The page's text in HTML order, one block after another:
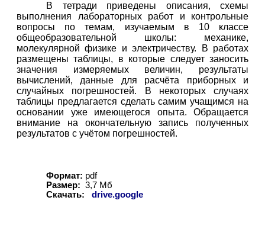
В тетради приведены описания, схемы
выполнения лабораторных работ и контрольные
вопросы по темам, изучаемым в 10 классе
общеобразовательной школы: механике,
молекулярной физике и электричеству. В работах
размещены таблицы, в которые следует заносить
значения измеряемых величин, результаты
вычислений, данные для расчёта приборных и
случайных погрешностей. В некоторых случаях
таблицы предлагается сделать самим учащимся на
основании уже имеющегося опыта. Обращается
внимание на окончательную запись полученных
результатов с учётом погрешностей.
Формат: pdf
Размер: 3,7 Мб
Скачать:
drive.google